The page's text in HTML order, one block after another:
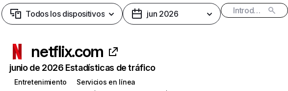
Todos los dispositivos jun 2026
netflix.com
junio de 2026 Estadísticas de tráfico
Entretenimiento
Servicios en línea